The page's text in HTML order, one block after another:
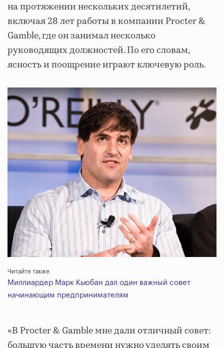
на протяжении нескольких десятилетий,
включая 28 лет работы в компании Procter &
Gamble, где он занимал несколько
руководящих должностей. По его словам,
ясность и поощрение играют ключевую роль.
Читайте также
Миллиардер Марк Кьюбан дал один важный совет
начинающим предпринимателям
«В Procter & Gamble мне дали отличный совет: